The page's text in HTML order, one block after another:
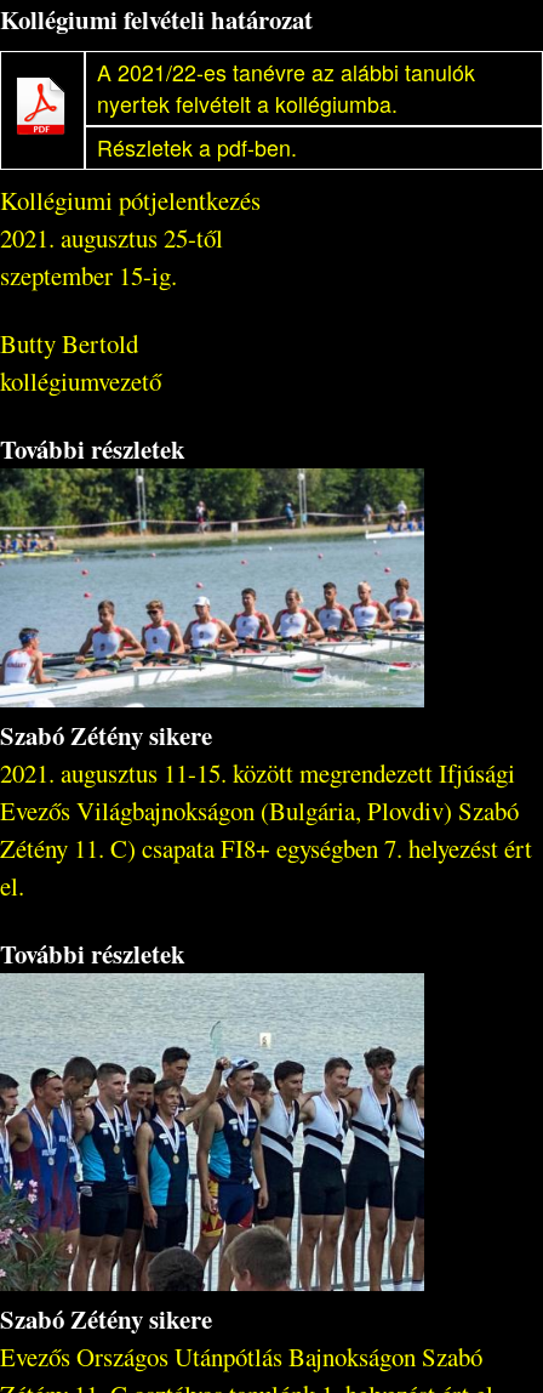
Kollégiumi felvételi határozat
A 2021/22-es tanévre az alábbi tanulók
nyertek felvételt a kollégiumba.
Részletek a pdf-ben.
Kollégiumi pótjelentkezés
2021. augusztus 25-től
szeptember 15-ig.
Butty Bertold
kollégiumvezető
További részletek
Szabó Zétény sikere
2021. augusztus 11-15. között megrendezett Ifjúsági
Evezős Világbajnokságon (Bulgária, Plovdiv) Szabó
Zétény 11. C) csapata FI8+ egységben 7. helyezést ért
el.
További részletek
Szabó Zétény sikere
Evezős Országos Utánpótlás Bajnokságon Szabó